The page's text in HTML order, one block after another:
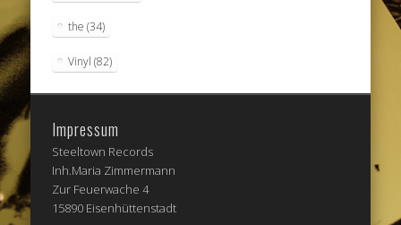
the (34)
Vinyl (82)
Impressum
Steeltown Records
Inh.Maria Zimmermann
Zur Feuerwache 4
15890 Eisenhüttenstadt